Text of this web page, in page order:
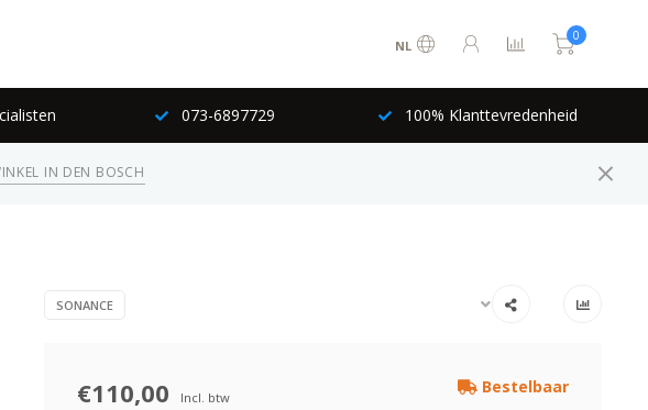
NL
0
073-6897729 100% Klanttevredenheid
IN DEN BOSCH
SONANCE
€110,00 Incl. btw
Bestelbaar